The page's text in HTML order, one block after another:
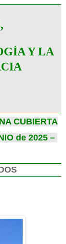
Y LA
CUBIERTA
de 2025 –